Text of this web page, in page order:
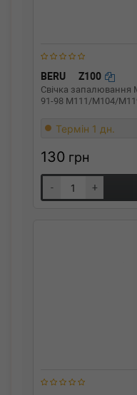
BERU Z100
Свічка запалювання
91-98 M111/M104/
Термін 1 дн.
130 грн
- +